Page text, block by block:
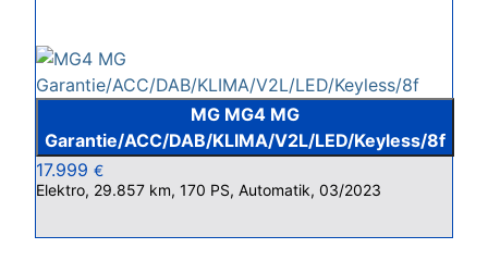
MG MG4 MG
Garantie/ACC/DAB/KLIMA/V2L/LED/Keyless/8f
17.999 €
Elektro, 29.857 km, 170 PS, Automatik, 03/2023